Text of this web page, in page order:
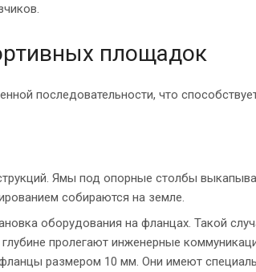
площадок
последовательности, что
Ямы под опорные столбы
собираются на земле.
оборудования на фланцах. Такой
пролегают инженерные
размером 10 мм. Они имеют